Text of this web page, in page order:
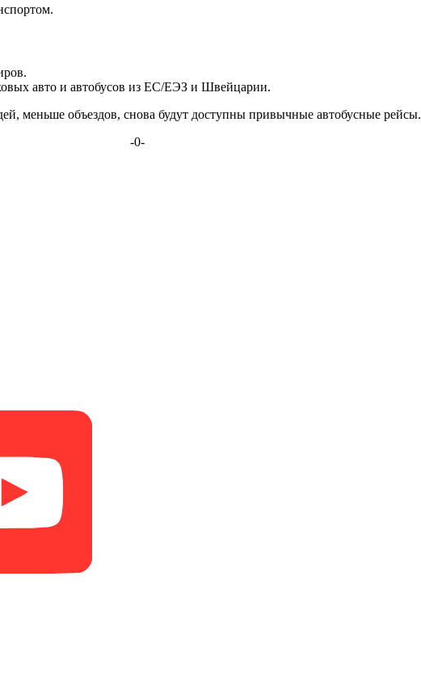
авто и автобусов из ЕС/ЕЭЗ и Швейцарии.
меньше объездов, снова будут доступны привычные автобусные рейсы.
-0-